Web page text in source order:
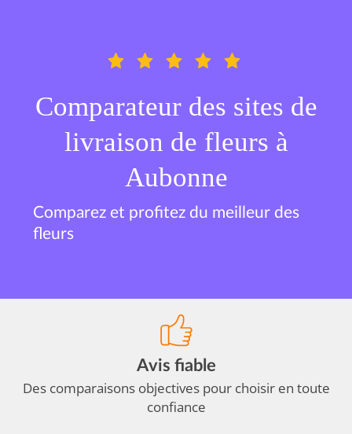
Comparateur des sites de
livraison de fleurs à
Aubonne
Comparez et profitez du meilleur des
fleurs
Avis fiable
Des comparaisons objectives pour choisir en toute
confiance